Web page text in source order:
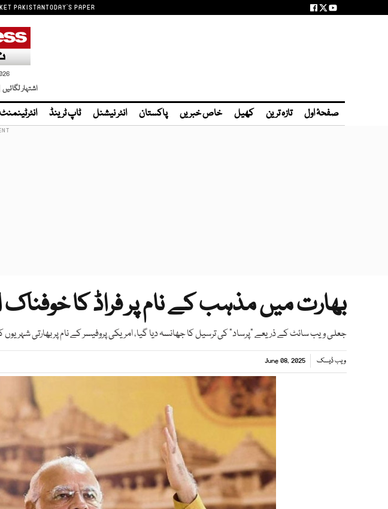
PAKISTANTODAY'S PAPER
اشتہار
صفحۂ اول تازہ ترین کھیل خاص خبریں پاکستان انٹر نیشنل ٹاپ ٹرینڈ انٹرٹینمنٹ
بھارت میں مذہب کے نام پر فراڈ کا
جعلی ویب سائٹ کے ذریعے "پرساد" کی ترسیل کا جھانسہ دیا گیا، امریکی پروفیسر کے نام پر بھارتی شہریوں
ویب ڈیسک June 08, 2025